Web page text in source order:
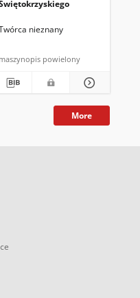
nieznany
maszynopis powielony
More